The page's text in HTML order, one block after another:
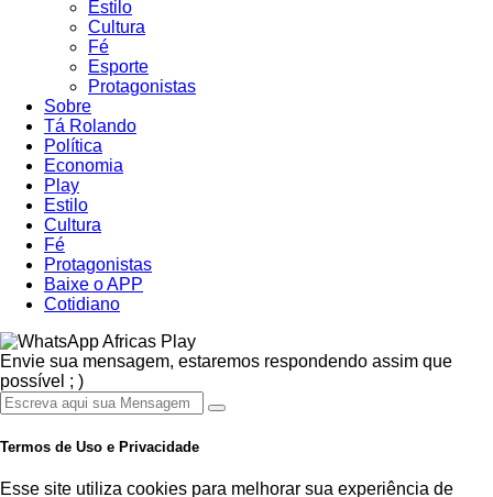
Estilo
Cultura
Fé
Esporte
Protagonistas
Sobre
Tá Rolando
Política
Economia
Play
Estilo
Cultura
Fé
Protagonistas
Baixe o APP
Cotidiano
Africas Play
Envie sua mensagem, estaremos respondendo assim que
possível ; )
Termos de Uso e Privacidade
Esse site utiliza cookies para melhorar sua experiência de